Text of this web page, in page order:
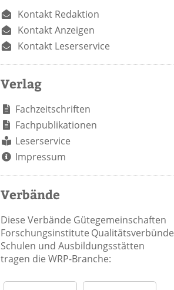
Kontakt Redaktion
Kontakt Anzeigen
Kontakt Leserservice
Verlag
Fachzeitschriften
Fachpublikationen
Leserservice
Impressum
Verbände
Diese Verbände Gütegemeinschaften
Forschungsinstitute Qualitätsverbünde
Schulen und Ausbildungsstätten
tragen die WRP-Branche: